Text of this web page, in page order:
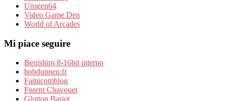
Unseen64
Video Game Den
World of Arcades
Mi piace seguire
Benishiro 8-16bit interno
bobdupneu.fr
Famicomblog
Forent Chavouet
Glutton Barjot